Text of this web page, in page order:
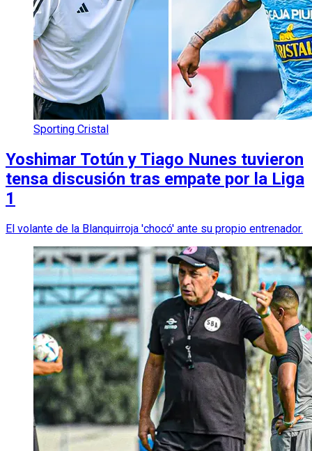
Sporting Cristal
Yoshimar Totún y Tiago Nunes tuvieron
tensa discusión tras empate por la Liga
1
El volante de la Blanquirroja 'chocó' ante su propio entrenador.